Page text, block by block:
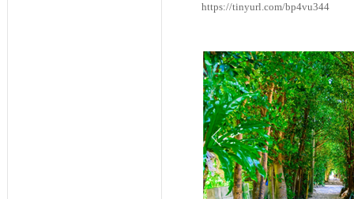
https://tinyurl.com/bp4vu344